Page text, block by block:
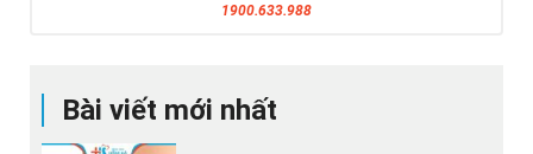
Bài viết mới nhất
1900.633.988